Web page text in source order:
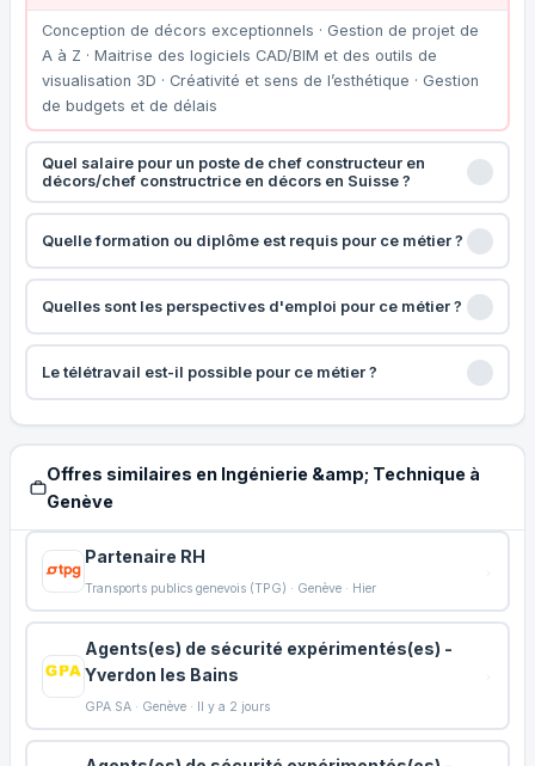
Conception de décors exceptionnels · Gestion de projet de
A à Z · Maitrise des logiciels CAD/BIM et des outils de
visualisation 3D · Créativité et sens de l’esthétique · Gestion
de budgets et de délais
Quel salaire pour un poste de chef constructeur en
décors/chef constructrice en décors en Suisse ?
Quelle formation ou diplôme est requis pour ce métier ?
Quelles sont les perspectives d'emploi pour ce métier ?
Le télétravail est-il possible pour ce métier ?
Offres similaires en Ingénierie &amp; Technique à
Genève
Partenaire RH
Transports publics genevois (TPG) · Genève · Hier
Agents(es) de sécurité expérimentés(es) -
Yverdon les Bains
GPA SA · Genève · Il y a 2 jours